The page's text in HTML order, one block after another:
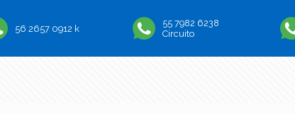
56 2657 0912 k
55 7982 6238
Circuito